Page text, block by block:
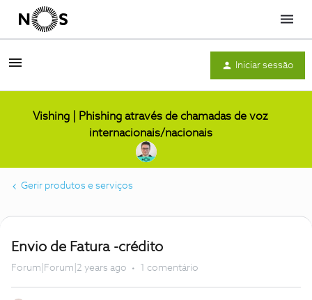
Menu
Iniciar sessão
Vishing | Phishing através de chamadas de voz
internacionais/nacionais
Gerir produtos e serviços
Envio de Fatura -crédito
Forum|Forum|2 years ago 1 comentário